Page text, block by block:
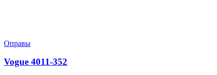
Оправы
Vogue 4011-352